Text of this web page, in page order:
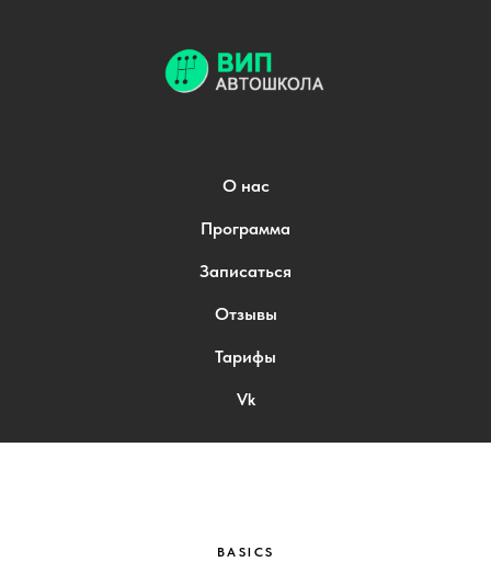
О нас
Программа
Записаться
Отзывы
Тарифы
Vk
BASICS